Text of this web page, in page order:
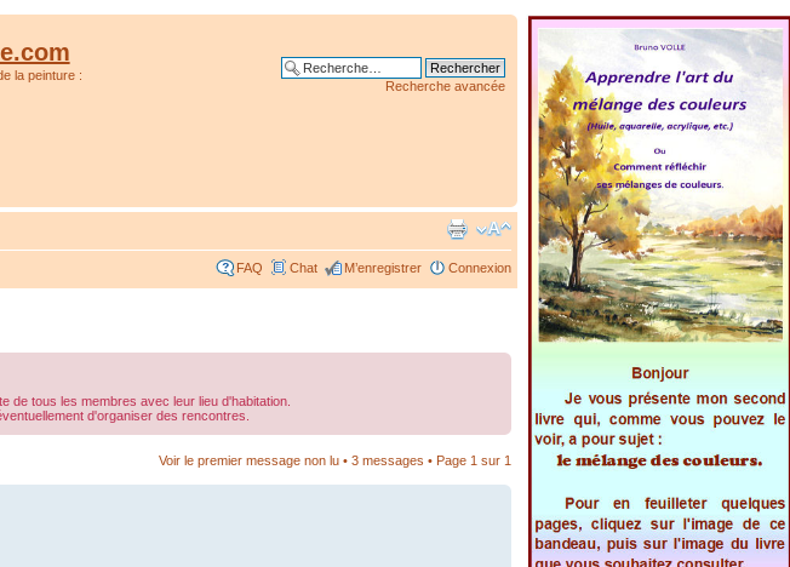
la peinture :
Recherche avancée
FAQ Chat M’enregistrer Connexion
tous les membres avec leur lieu d'habitation.
d'organiser des rencontres.
Voir le premier message non lu• 3 messages • Page 1 sur 1